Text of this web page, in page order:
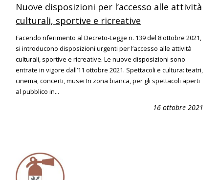
Nuove disposizioni per l’accesso alle attività
culturali, sportive e ricreative
Facendo riferimento al Decreto-Legge n. 139 del 8 ottobre 2021,
si introducono disposizioni urgenti per l’accesso alle attività
culturali, sportive e ricreative. Le nuove disposizioni sono
entrate in vigore dall’11 ottobre 2021. Spettacoli e cultura: teatri,
cinema, concerti, musei In zona bianca, per gli spettacoli aperti
al pubblico in...
16 ottobre 2021